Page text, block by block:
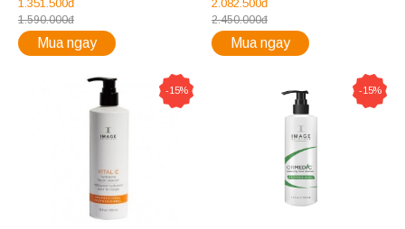
1.351.500đ
1.590.000đ
Mua ngay
2.082.500đ
2.450.000đ
Mua ngay
-15% -15%